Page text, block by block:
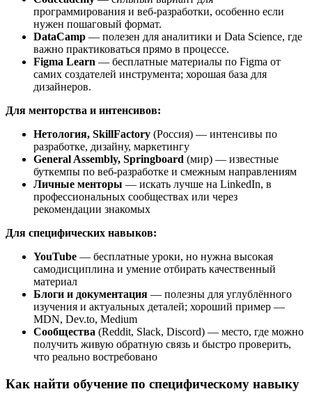
программирования и веб-разработки, особенно если
нужен пошаговый формат.
DataCamp — полезен для аналитики и Data Science, где
важно практиковаться прямо в процессе.
Figma Learn — бесплатные материалы по Figma от
самих создателей инструмента; хорошая база для
дизайнеров.
Для менторства и интенсивов:
Нетология, SkillFactory (Россия) — интенсивы по
разработке, дизайну, маркетингу
General Assembly, Springboard (мир) — известные
буткемпы по веб-разработке и смежным направлениям
Личные менторы — искать лучше на LinkedIn, в
профессиональных сообществах или через
рекомендации знакомых
Для специфических навыков:
YouTube — бесплатные уроки, но нужна высокая
самодисциплина и умение отбирать качественный
материал
Блоги и документация — полезны для углублённого
изучения и актуальных деталей; хороший пример —
MDN, Dev.to, Medium
Сообщества (Reddit, Slack, Discord) — место, где можно
получить живую обратную связь и быстро проверить,
что реально востребовано
Как найти обучение по специфическому навыку